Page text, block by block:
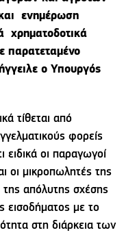
και ενημέρωση
χρηματοδοτικά
παρατεταμένο
ο Υπουργός
τίθεται από
φορείς
ειδικά οι παραγωγοί
οι μικροπωλητές της
της απόλυτης σχέσης
εισοδήματος με το
στη διάρκεια των